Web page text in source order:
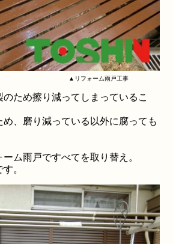
ム雨戸工事
ため擦り減ってしまっているこ
、磨り減っている以外に腐っても
ム雨戸ですべてを取り替え。
。